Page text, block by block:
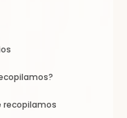
recopilamos